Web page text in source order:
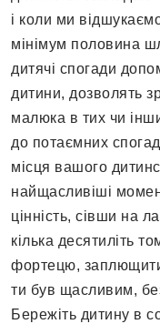
і коли ми
мінімум половина
дитячі спогади
дитини, дозволять
малюка в тих чи
до потаємних
місця вашого
найщасливіші
цінність, сівши на
кілька десятиліть
фортецю,
ти був щасливим,
Бережіть дитину в